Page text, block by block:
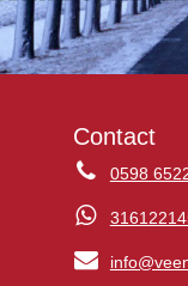
Contact
0598